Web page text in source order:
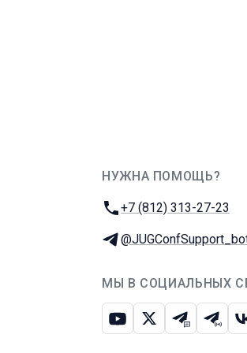
НУЖНА ПОМОЩЬ?
Телефон:
+7 (812) 313-27-23
Телеграм:
МЫ В СОЦИАЛЬНЫХ
ЮтубИкс Телеграм-